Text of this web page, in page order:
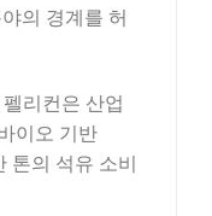
의 경계를 허
리컨은 산업
이오 기반
톤의 석유 소비